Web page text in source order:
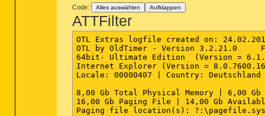
Code: Alles auswählen Aufklappen
ATTFilter
OTL Extras logfile created on:
OTL by OldTimer - Version 3.2.21.0
64bit- Ultimate Edition  (Version =
Internet Explorer (Version =
Locale: 00000407 | Country:
8,00 Gb Total Physical Memory | 6,00
16,00 Gb Paging File | 14,00 Gb
Paging file location(s):